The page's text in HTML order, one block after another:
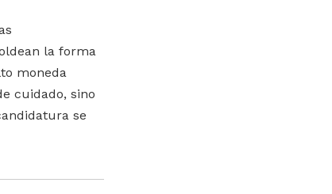
la forma
moneda
cuidado, sino
se